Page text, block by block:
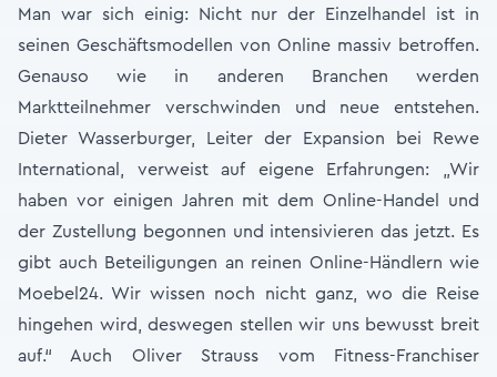
Man war sich einig: Nicht nur der Einzelhandel ist in
seinen Geschäftsmodellen von Online massiv betroffen.
Genauso wie in anderen Branchen werden
Marktteilnehmer verschwinden und neue entstehen.
Dieter Wasserburger, Leiter der Expansion bei Rewe
International, verweist auf eigene Erfahrungen: „Wir
haben vor einigen Jahren mit dem Online-Handel und
der Zustellung begonnen und intensivieren das jetzt. Es
gibt auch Beteiligungen an reinen Online-Händlern wie
Moebel24. Wir wissen noch nicht ganz, wo die Reise
hingehen wird, deswegen stellen wir uns bewusst breit
auf.“ Auch Oliver Strauss vom Fitness-Franchiser